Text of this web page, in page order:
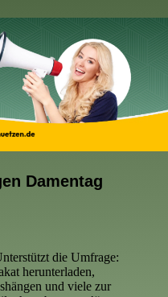
Damentag
die Umfrage:
herunterladen,
und viele zur